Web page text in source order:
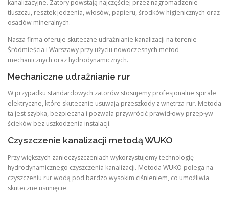
kanalizacyjne. Zatory powstają najczęściej przez nagromadzenie
tłuszczu, resztek jedzenia, włosów, papieru, środków higienicznych oraz
osadów mineralnych.
Nasza firma oferuje skuteczne udrażnianie kanalizacji na terenie
Śródmieścia i Warszawy przy użyciu nowoczesnych metod
mechanicznych oraz hydrodynamicznych.
Mechaniczne udrażnianie rur
W przypadku standardowych zatorów stosujemy profesjonalne spirale
elektryczne, które skutecznie usuwają przeszkody z wnętrza rur. Metoda
ta jest szybka, bezpieczna i pozwala przywrócić prawidłowy przepływ
ścieków bez uszkodzenia instalacji.
Czyszczenie kanalizacji metodą WUKO
Przy większych zanieczyszczeniach wykorzystujemy technologię
hydrodynamicznego czyszczenia kanalizacji. Metoda WUKO polega na
czyszczeniu rur wodą pod bardzo wysokim ciśnieniem, co umożliwia
skuteczne usunięcie: